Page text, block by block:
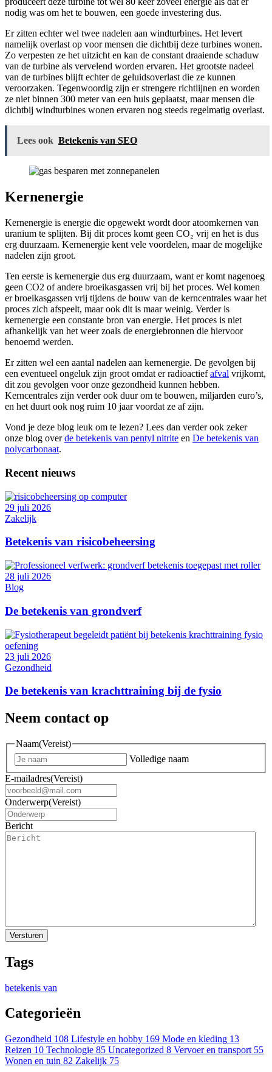
nodig was om het te bouwen, een goede investering dus.
Er zitten echter wel twee nadelen aan windturbines. Het levert
namelijk overlast op voor mensen die dichtbij deze turbines wonen.
Zo verpesten ze het uitzicht en kan de constant draaiende schaduw
van de turbine als vervelend worden ervaren. Het grootste nadeel
van de turbines blijft echter de geluidsoverlast die ze kunnen
veroorzaken. Tegenwoordig zijn er strengere richtlijnen en worden
ze niet binnen 300 meter van een huis geplaatst, maar mensen die
dichtbij windturbines wonen ervaren nog steeds regelmatig overlast.
Lees ook Betekenis van SEO
Kernenergie
Kernenergie is energie die opgewekt wordt door atoomkernen van
uranium te splijten. Bij dit proces komt geen CO₂ vrij en het is dus
erg duurzaam. Kernenergie kent vele voordelen, maar de mogelijke
nadelen zijn groot.
Ten eerste is kernenergie dus erg duurzaam, want er komt nagenoeg
geen CO2 of andere broeikasgassen vrij bij het proces. Wel komen
er broeikasgassen vrij tijdens de bouw van de kerncentrales waar het
proces zich afspeelt, maar ook dit is maar weinig. Verder is
kernenergie een constante bron van energie. Het proces is niet
afhankelijk van het weer zoals de energiebronnen die hiervoor
benoemd werden.
Er zitten wel een aantal nadelen aan kernenergie. De gevolgen bij
een eventueel ongeluk zijn groot omdat er radioactiefafval vrijkomt,
dit zou gevolgen voor onze gezondheid kunnen hebben.
Kerncentrales zijn verder ook duur om te bouwen, miljarden euro’s,
en het duurt ook nog ruim 10 jaar voordat ze af zijn.
Vond je deze blog leuk om te lezen? Lees dan verder ook zeker
onze blog overde betekenis van pentyl nitrite en De betekenis van
polycarbonaat.
Recent nieuws
29 juli 2026
Zakelijk
Betekenis van risicobeheersing
28 juli 2026
Blog
De betekenis van grondverf
23 juli 2026
Gezondheid
De betekenis van krachttraining bij de fysio
Neem contact op
Naam(Vereist)
Volledige naam
E-mailadres(Vereist)
Onderwerp(Vereist)
Bericht
Tags
betekenis van
Categorieën
Gezondheid 108 Lifestyle en hobby 169 Mode en kleding 13
Reizen 10 Technologie 85 Uncategorized 8 Vervoer en transport 55
Wonen en tuin 82 Zakelijk 75